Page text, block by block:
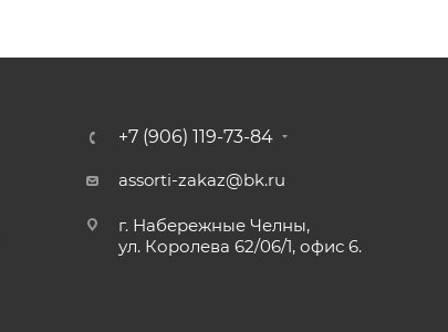
+7 (906) 119-73-84
assorti-zakaz@bk.ru
г. Набережные Челны,
ул. Королева 62/06/1, офис 6.